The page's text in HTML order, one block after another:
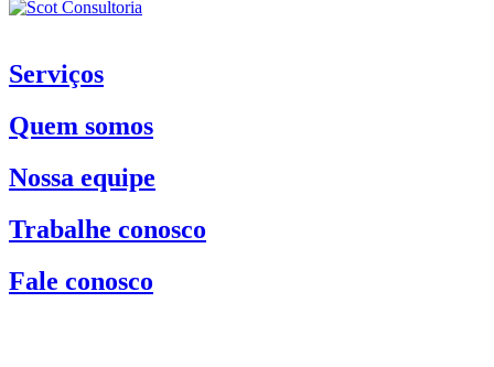
Serviços
Quem somos
Nossa equipe
Trabalhe conosco
Fale conosco